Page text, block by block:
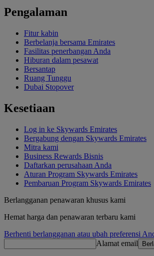
Pengalaman
Fitur kabin
Berbelanja bersama Emirates
Fasilitas penerbangan Anda
Hiburan dalam pesawat
Bersantap
Ruang Tunggu
Dubai Stopover
Kesetiaan
Log in ke Skywards Emirates
Bergabung dengan Skywards Emirates
Mitra kami
Business Rewards Bisnis
Daftarkan perusahaan Anda
Aturan Program Skywards Emirates
Pembaruan Program Skywards Emirates
Berlangganan penawaran khusus kami
Hemat harga dan penawaran terbaru kami
Berhenti berlangganan atau ubah preferensi
Alamat email